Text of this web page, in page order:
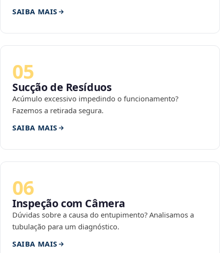
SAIBA MAIS
05
Sucção de Resíduos
Acúmulo excessivo impedindo o funcionamento?
Fazemos a retirada segura.
SAIBA MAIS
06
Inspeção com Câmera
Dúvidas sobre a causa do entupimento? Analisamos a
tubulação para um diagnóstico.
SAIBA MAIS